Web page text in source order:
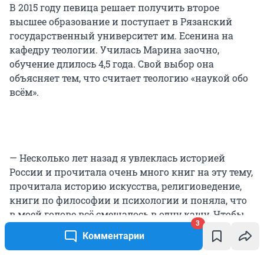
Комментарии
3
В 2015 году певица решает получить второе
высшее образование и поступает в Рязанский
государственный университет им. Есенина на
кафедру теологии. Училась Марина заочно,
обучение длилось 4,5 года. Свой выбор она
объясняет тем, что считает теологию «наукой обо
всём».
— Несколько лет назад я увлеклась историей
России и прочитала очень много книг на эту тему,
прочитала историю искусства, религиоведение,
книги по философии и психологии и поняла, что
в моей голове всё смешалось в одну кашу. Чтобы
собрать все знания в одну кучу и сложить всё в
голове по полочкам, я пошла на курсы теологии, —